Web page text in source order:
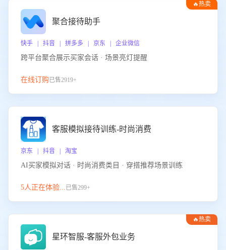
🔥热卖
聚合接待助手
快手 | 抖音 | 拼多多 | 京东 | 企业微信
跨平台聚合展示买家会话 · 场景亮灯提醒
在线订购已售2919+
客服模拟接待训练-时尚消费
京东 | 抖音 | 淘宝
AI买家模拟对话 · 时尚消费类目 · 穿搭推荐场景训练
5人正在体验...已售299+
🔥热卖
星环智服-客服外包业务